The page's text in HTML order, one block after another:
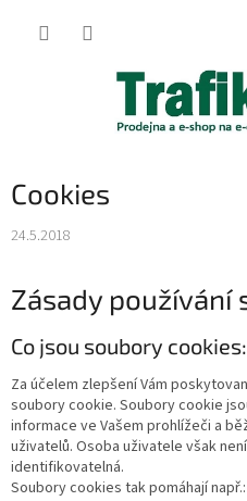
Cookies
24.5.2018
Zásady používání
Co jsou soubory cookies:
Za účelem zlepšení Vám
soubory cookie. Soubory cookie
informace ve Vašem prohlížeči a
uživatelů. Osoba uživatele však
identifikovatelná.
Soubory cookies tak pomáhají např.: